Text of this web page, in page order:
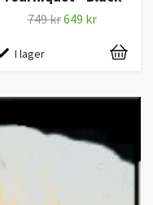
749 kr649 kr
I lager